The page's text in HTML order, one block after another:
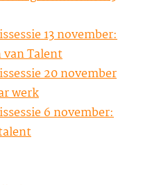
13 november:
van Talent
20 november
werk
6 november: